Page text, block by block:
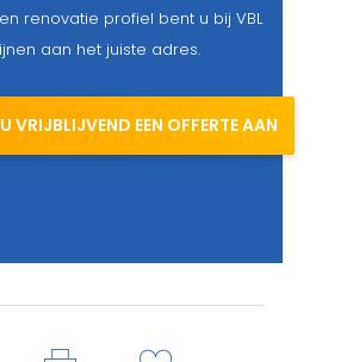
renovatie profiel bent u bij VBL
aan het juiste adres.
VRIJBLIJVEND EEN OFFERTE AAN